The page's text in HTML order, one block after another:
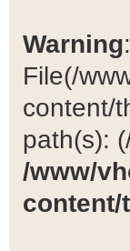
Warning
File(/
content/
path(s):
/www/
content/